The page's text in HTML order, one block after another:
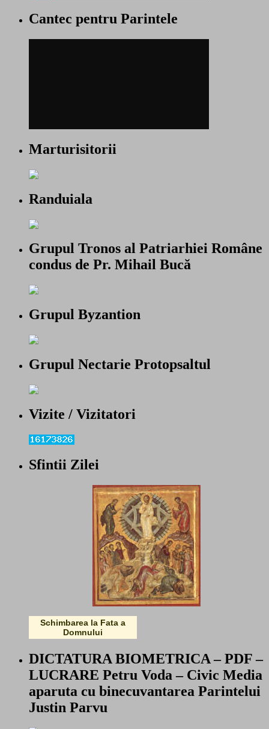
Cantec pentru Parintele
Marturisitorii
Randuiala
Grupul Tronos al Patriarhiei Române
condus de Pr. Mihail Bucă
Grupul Byzantion
Grupul Nectarie Protopsaltul
Vizite / Vizitatori
Sfintii Zilei
Schimbarea la Fata a
Domnului
DICTATURA BIOMETRICA – PDF –
LUCRARE Petru Voda – Civic Media
aparuta cu binecuvantarea Parintelui
Justin Parvu